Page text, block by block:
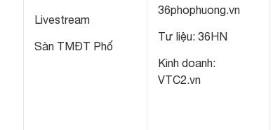
Livestream
Sàn TMĐT Phố
36phophuong.vn
Tư liệu: 36HN
Kinh doanh:
VTC2.vn